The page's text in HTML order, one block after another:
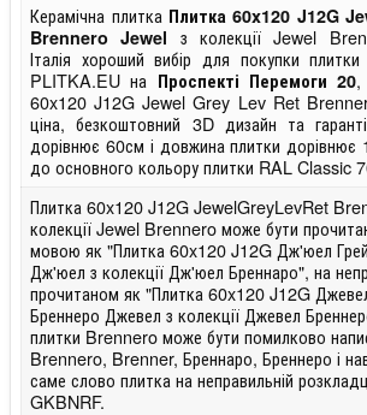
Керамічна плитка Плитка 60x120 J12G
Brennero Jewel з колекції Jewel
Італія хороший вибір для покупки
PLITKA.EU на Проспекті Перемоги 20,
60x120 J12G Jewel Grey Lev Ret
ціна, безкоштовний 3D дизайн та
дорівнює 60см і довжина плитки дорівнює
до основного кольору плитки RAL Classic
Плитка 60x120 J12G JewelGreyLevRet
колекції Jewel Brennero може бути
мовою як "Плитка 60x120 J12G Дж'юел
Дж'юел з колекції Дж'юел Бреннаро", на
прочитаном як "Плитка 60x120 J12G
Бреннеро Джевел з колекції Джевел
плитки Brennero може бути помилково
Brennero, Brenner, Бреннаро, Бреннеро і
саме слово плитка на неправильній
GKBNRF.